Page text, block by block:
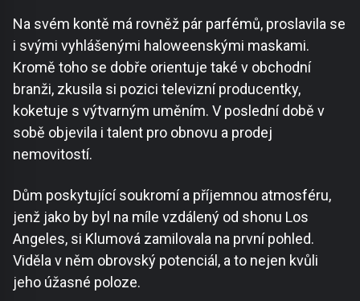
Na svém kontě má rovněž pár parfémů, proslavila se
i svými vyhlášenými haloweenskými maskami.
Kromě toho se dobře orientuje také v obchodní
branži, zkusila si pozici televizní producentky,
koketuje s výtvarným uměním. V poslední době v
sobě objevila i talent pro obnovu a prodej
nemovitostí.
Dům poskytující soukromí a příjemnou atmosféru,
jenž jako by byl na míle vzdálený od shonu Los
Angeles, si Klumová zamilovala na první pohled.
Viděla v něm obrovský potenciál, a to nejen kvůli
jeho úžasné poloze.